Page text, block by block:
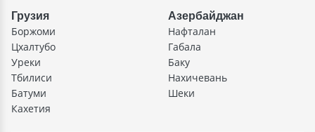
Грузия
Боржоми
Цхалтубо
Уреки
Тбилиси
Батуми
Кахетия
Азербайджан
Нафталан
Габала
Баку
Нахичевань
Шеки